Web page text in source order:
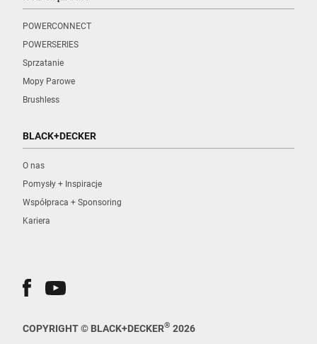
POWERCONNECT
POWERSERIES
Sprzatanie
Mopy Parowe
Brushless
BLACK+DECKER
O nas
Pomysły + Inspiracje
Współpraca + Sponsoring
Kariera
COPYRIGHT © BLACK+DECKER® 2026